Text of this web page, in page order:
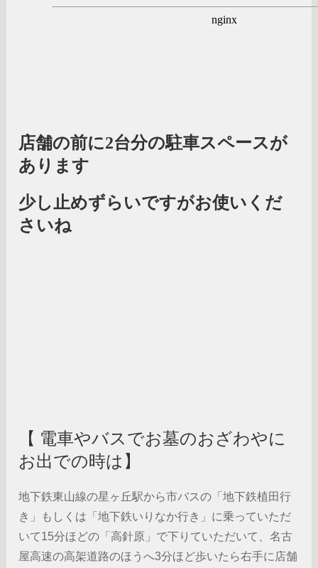
店舗の前に2台分の駐車スペースが
あります
少し止めずらいですがお使いくだ
さいね
【 電車やバスでお墓のおざわやに
お出での時は】
地下鉄東山線の星ヶ丘駅から市バスの「地下鉄植田行
き」もしくは「地下鉄いりなか行き」に乗っていただ
いて15分ほどの「高針原」で下りていただいて、名古
屋高速の高架道路のほうへ3分ほど歩いたら右手に店舗